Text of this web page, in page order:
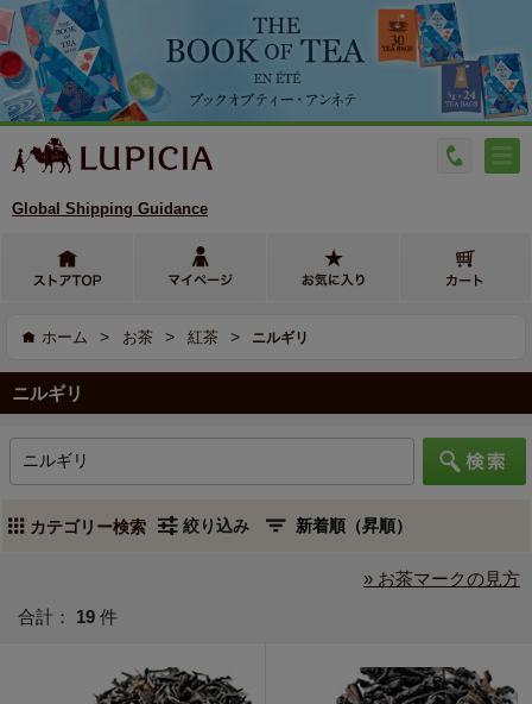
Global Shipping Guidance
ホーム > お茶 > 紅茶 > ニルギリ
ニルギリ
カテゴリー検索 絞り込み
» お茶マークの見方
合計： 19 件